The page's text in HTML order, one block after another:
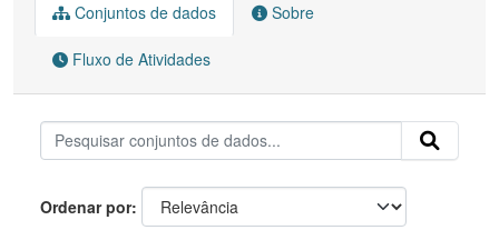
Conjuntos de dados Sobre
Fluxo de Atividades
Ordenar por